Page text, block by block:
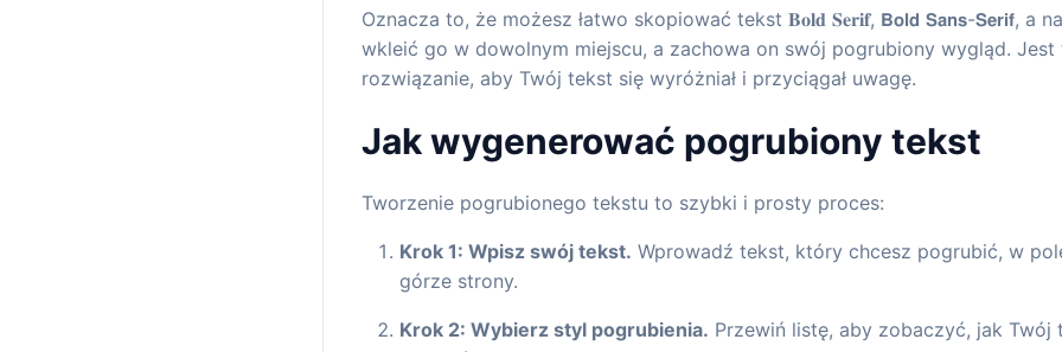
Oznacza to, że możesz łatwo skopiować tekst 𝐁𝐨𝐥𝐝 𝐒𝐞𝐫𝐢𝐟, 𝗕𝗼𝗹𝗱 𝗦𝗮𝗻𝘀-𝗦𝗲𝗿𝗶𝗳, a
wkleić go w dowolnym miejscu, a zachowa on swój pogrubiony wygląd. Jest
rozwiązanie, aby Twój tekst się wyróżniał i przyciągał uwagę.
Jak wygenerować pogrubiony tekst
Tworzenie pogrubionego tekstu to szybki i prosty proces:
Krok 1: Wpisz swój tekst. Wprowadź tekst, który chcesz pogrubić, w
górze strony.
Krok 2: Wybierz styl pogrubienia. Przewiń listę, aby zobaczyć, jak Twój